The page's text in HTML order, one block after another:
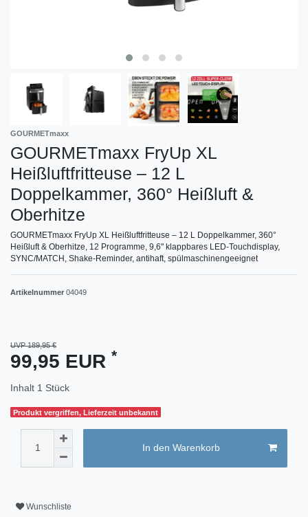
GOURMETmaxx
GOURMETmaxx FryUp XL
Heißluftfritteuse – 12 L
Doppelkammer, 360° Heißluft &
Oberhitze
GOURMETmaxx FryUp XL Heißluftfritteuse – 12 L Doppelkammer, 360°
Heißluft & Oberhitze, 12 Programme, 9,6" klappbares LED-Touchdisplay,
SYNC/MATCH, Shake-Reminder, antihaft, spülmaschinengeeignet
Artikelnummer 04049
UVP 189,95 €
99,95 EUR *
Inhalt 1 Stück
Produkt vergriffen, Lieferzeit unbekannt
In den Warenkorb
Wunschliste